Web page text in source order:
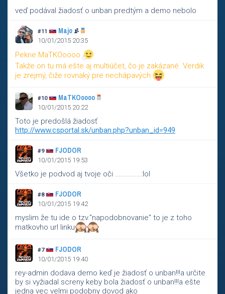
veď podával žiadosť o unban predtým a demo nebolo
#11 Majo
10/01/2015 20:35
Pekne MaTKOoooo
Takže on tu má ešte aj multiúčet, čo je zakázané. Verdik
je zrejmý, čiže rovnaký pre nechápavých
#10 MaTKOoooo
10/01/2015 20:22
Toto je predošlá žiadosť
http://www.csportal.sk/unban.php?unban_id=949
#9 FJODOR
10/01/2015 19:53
Všetko je podvod aj tvoje oči .............:lol
#8 FJODOR
10/01/2015 19:42
myslim že tu ide o tzv."napodobnovanie" to je z toho
matkovho url linku
#7 FJODOR
10/01/2015 19:40
rey-admin dodava demo keď je žiadosť o unban!!!a určite
by si vyžiadal screny keby bola žiadosť o unban!!!a ešte
jedna vec velmi podobny dovod ako